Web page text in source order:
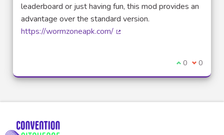
leaderboard or just having fun, this mod provides an
advantage over the standard version.
https://wormzoneapk.com/
Je suis
0 Je ne
0